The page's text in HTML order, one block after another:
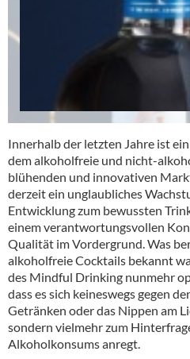
Innerhalb der letzten Jahre ist
dem alkoholfreie und nicht-
blühenden und innovativen
derzeit ein unglaubliches
Entwicklung zum bewussten
einem verantwortungsvollen
Qualität im Vordergrund. Was
alkoholfreie Cocktails bekannt
des Mindful Drinking nunmehr
dass es sich keineswegs gegen
Getränken oder das Nippen am
sondern vielmehr zum
Alkoholkonsums anregt.